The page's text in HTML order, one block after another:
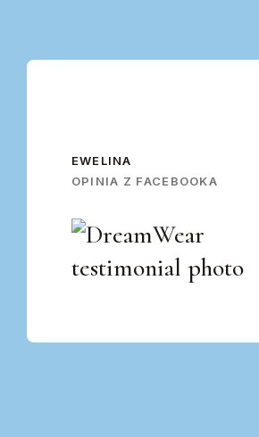
EWELINA
OPINIA Z FACEBOOKA